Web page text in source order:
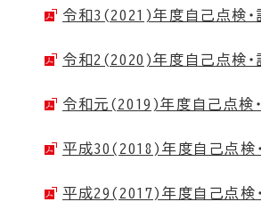
令和3(2021)年度自己点検・
令和2(2020)年度自己点検・
令和元(2019)年度自己点検・
平成30(2018)年度自己点検
平成29(2017)年度自己点検・